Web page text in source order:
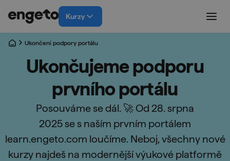
Kurzy
Ukončení podpory portálu
Ukončujeme podporu
prvního portálu
Posouváme se dál. 🚀 Od 28. srpna
2025 se s naším prvním portálem
learn.engeto.com loučíme. Neboj, všechny nové
kurzy najdeš na modernější výukové platformě